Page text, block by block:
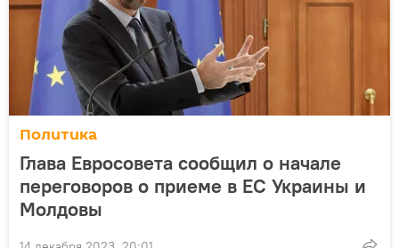
Политика
Глава Евросовета сообщил о начале
переговоров о приеме в ЕС Украины и
Молдовы